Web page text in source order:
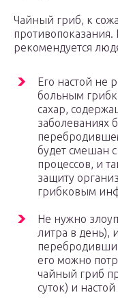
Чайный гриб, к
рекомендуется
Его настой не
больным
сахар,
заболеваниях
будет смешан
процессов, и
защиту
грибковым
Не нужно
литра в день),
его можно
чайный гриб
суток) и